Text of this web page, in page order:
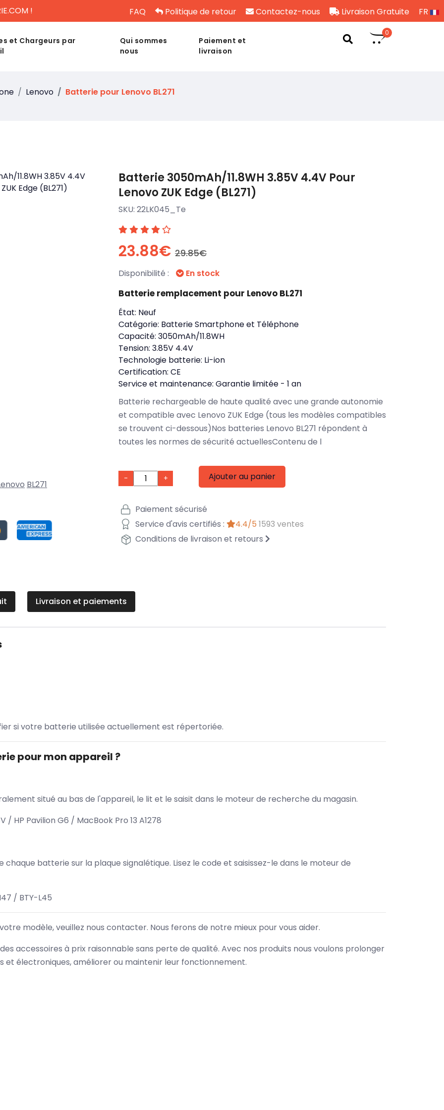
! FAQ Politique de retour Contactez-nous Livraison Gratuite FR
et Chargeurs par
Qui sommes
nous
Paiement et
livraison
0
Lenovo Batterie pour Lenovo BL271
BL271
Batterie 3050mAh/11.8WH 3.85V 4.4V Pour
Lenovo ZUK Edge (BL271)
SKU: 22LK045_Te
23.88€ 29.85€
Disponibilité : En stock
Batterie remplacement pour Lenovo BL271
État: Neuf
Catégorie: Batterie Smartphone et Téléphone
Capacité: 3050mAh/11.8WH
Tension: 3.85V 4.4V
Technologie batterie: Li-ion
Certification: CE
Service et maintenance: Garantie limitée - 1 an
Batterie rechargeable de haute qualité avec une grande autonomie
et compatible avec Lenovo ZUK Edge (tous les modèles compatibles
se trouvent ci-dessous)Nos batteries Lenovo BL271 répondent à
toutes les normes de sécurité actuellesContenu de l
- + Ajouter au panier
Paiement sécurisé
Service d'avis certifiés :
4.4/5 1593 ventes
Conditions de livraison et retours
Livraison et paiements
si votre batterie utilisée actuellement est répertoriée.
pour mon appareil ?
situé au bas de l'appareil, le lit et le saisit dans le moteur de recherche du magasin.
/ HP Pavilion G6 / MacBook Pro 13 A1278
batterie sur la plaque signalétique. Lisez le code et saisissez-le dans le moteur de
/ BTY-L45
modèle, veuillez nous contacter. Nous ferons de notre mieux pour vous aider.
accessoires à prix raisonnable sans perte de qualité. Avec nos produits nous voulons prolonger
et électroniques, améliorer ou maintenir leur fonctionnement.